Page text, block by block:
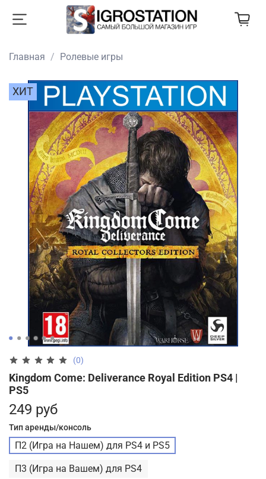
Главная Ролевые игры
ХИТ
(0)
Kingdom Come: Deliverance Royal Edition PS4 |
PS5
249 руб
Тип аренды/консоль
П2 (Игра на Нашем) для PS4 и PS5
П3 (Игра на Вашем) для PS4